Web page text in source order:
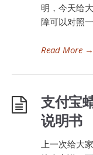
明，今天给
障可以对照
Read More →
支付宝
说明书
上一次给大